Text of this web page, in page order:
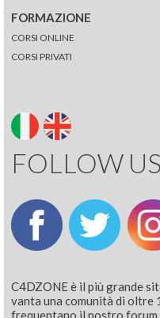
FORMAZIONE
CORSI ONLINE
CORSI PRIVATI
FOLLOW US
C4DZONE è il più grande
vanta una comunità di
frequentano il nostro forum